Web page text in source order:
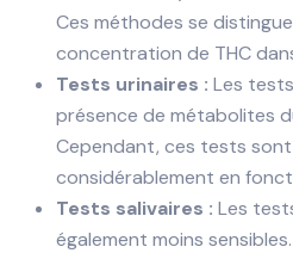
Ces méthodes se
concentration de THC
Tests urinaires : Les
présence de métabolites
Cependant, ces tests
considérablement en
Tests salivaires : Les
également moins